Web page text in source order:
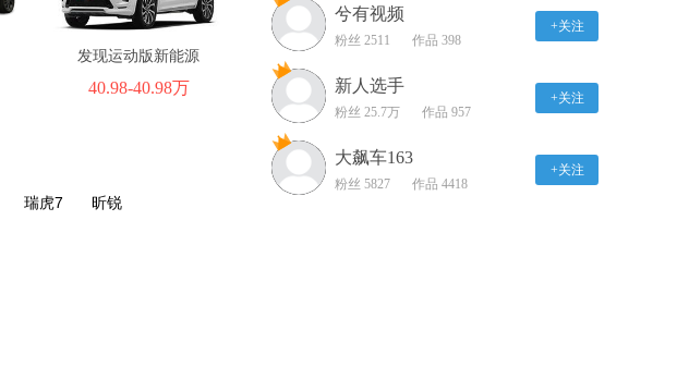
18:24
05:49
iPhone NFC数字钥匙初体
验 试驾比亚迪护卫舰07
DM-i
发现运动版新能源
40.98-40.98万
瑞虎7 昕锐
兮有视频
粉丝 2511 作品 398
+关注
新人选手
粉丝 25.7万 作品 957
+关注
大飙车163
粉丝 5827 作品 4418
+关注